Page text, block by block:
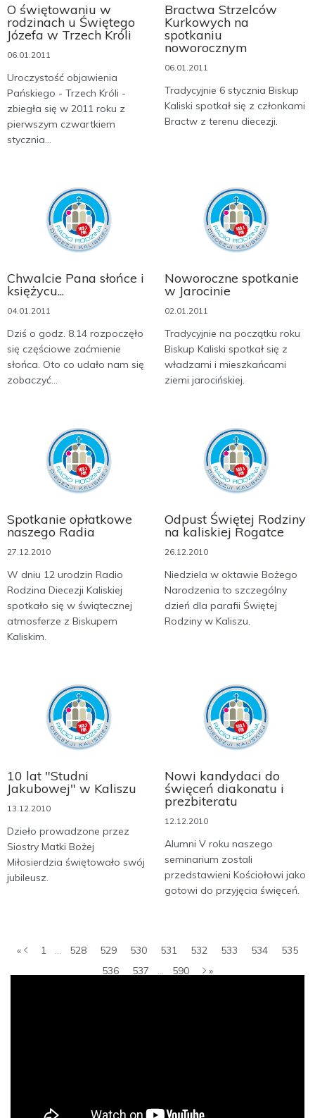
O świętowaniu w
rodzinach u Świętego
Józefa w Trzech Króli
06.01.2011
Uroczystość objawienia
Pańskiego - Trzech Króli -
zbiegła się w 2011 roku z
pierwszym czwartkiem
stycznia...
Bractwa Strzelców
Kurkowych na
spotkaniu
noworocznym
06.01.2011
Tradycyjnie 6 stycznia Biskup
Kaliski spotkał się z członkami
Bractw z terenu diecezji.
Chwalcie Pana słońce i
księżycu...
04.01.2011
Dziś o godz. 8.14 rozpoczęło
się częściowe zaćmienie
słońca. Oto co udało nam się
zobaczyć...
Noworoczne spotkanie
w Jarocinie
02.01.2011
Tradycyjnie na początku roku
Biskup Kaliski spotkał się z
władzami i mieszkańcami
ziemi jarocińskiej.
Spotkanie opłatkowe
naszego Radia
27.12.2010
W dniu 12 urodzin Radio
Rodzina Diecezji Kaliskiej
spotkało się w świątecznej
atmosferze z Biskupem
Kaliskim.
Odpust Świętej Rodziny
na kaliskiej Rogatce
26.12.2010
Niedziela w oktawie Bożego
Narodzenia to szczególny
dzień dla parafii Świętej
Rodziny w Kaliszu.
10 lat "Studni
Jakubowej" w Kaliszu
13.12.2010
Dzieło prowadzone przez
Siostry Matki Bożej
Miłosierdzia świętowało swój
jubileusz.
Nowi kandydaci do
święceń diakonatu i
prezbiteratu
12.12.2010
Alumni V roku naszego
seminarium zostali
przedstawieni Kościołowi jako
gotowi do przyjęcia święceń.
« 1 528 529 530 531 532 533 534
535
536
537 590 »